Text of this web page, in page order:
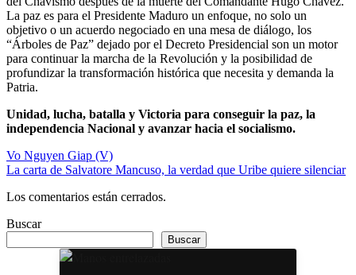
La paz es para el Presidente Maduro un enfoque, no solo un
objetivo o un acuerdo negociado en una mesa de diálogo, los
“Árboles de Paz” dejado por el Decreto Presidencial son un motor
para continuar la marcha de la Revolución y la posibilidad de
profundizar la transformación histórica que necesita y demanda la
Patria.
Unidad, lucha, batalla y Victoria para conseguir la paz, la
independencia Nacional y avanzar hacia el socialismo.
Navegación
de
entradas
Vo Nguyen Giap (V)
La carta de Salvatore Mancuso, la verdad que Uribe quiere silenciar
Los comentarios están cerrados.
Buscar
Buscar